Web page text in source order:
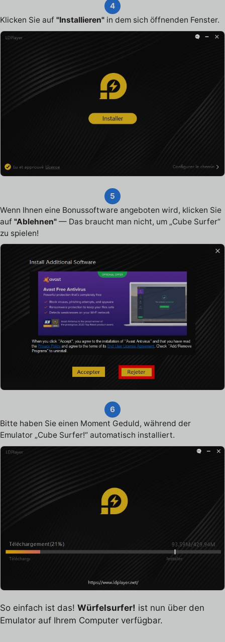
4
Klicken Sie auf "Installieren" in dem sich öffnenden Fenster.
5
Wenn Ihnen eine Bonussoftware angeboten wird, klicken Sie
auf "Ablehnen" — Das braucht man nicht, um „Cube Surfer“
zu spielen!
6
Bitte haben Sie einen Moment Geduld, während der
Emulator „Cube Surfer!“ automatisch installiert.
So einfach ist das! Würfelsurfer! ist nun über den
Emulator auf Ihrem Computer verfügbar.